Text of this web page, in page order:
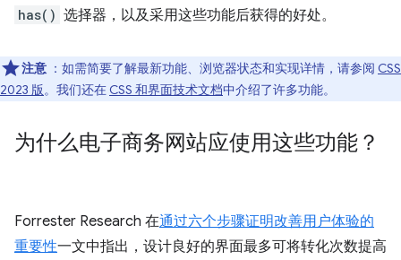
has() 选择器，以及采用这些功能后获得的好处。
注意 ：如需简要了解最新功能、浏览器状态和实现详情，请参阅 CSS
2023 版。我们还在 CSS 和界面技术文档中介绍了许多功能。
为什么电子商务网站应使用这些功能？
Forrester Research 在通过六个步骤证明改善用户体验的
重要性一文中指出，设计良好的界面最多可将转化次数提高